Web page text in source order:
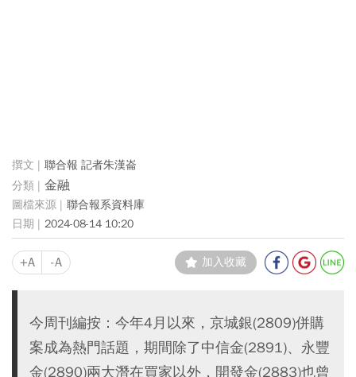
聯合報 記者朱漢崙
金融
聯合報系資料庫
2024-08-14 10:20
+A -A 加入收藏
今周刊編按：今年4月以來，京城銀(2809)併購
案成為熱門話題，期間除了中信金(2891)、永豐
金(2890)兩大潛在買家以外，開發金(2883)也曾